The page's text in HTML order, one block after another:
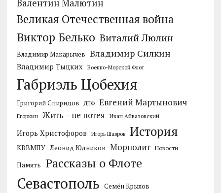
Валентин Малютин
Великая Отечественная война
Виктор Белько Виталий Люлин
Владимир Макарычев Владимир Силкин
Владимир Тыцких Военно-Морской Флот
Габриэль Цобехия
Григорий Спиридов ДПФ Евгений Мартынович
Егоркин Жить – не потея Иван Айвазовский
Игорь Христофоров Игорь Шавров История
КВВМПУ Леонид Юдников Морполит Новости
Память Рассказы о Флоте
Севастополь Семён Крылов